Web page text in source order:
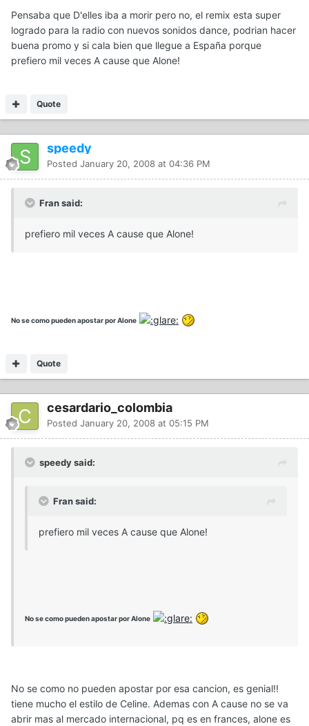
Pensaba que D'elles iba a morir pero no, el remix esta super
logrado para la radio con nuevos sonidos dance, podrian hacer
buena promo y si cala bien que llegue a España porque
prefiero mil veces A cause que Alone!
Quote
speedy
Posted January 20, 2008 at 04:36 PM
Fran said:
prefiero mil veces A cause que Alone!
No se como pueden apostar por Alone
Quote
cesardario_colombia
Posted January 20, 2008 at 05:15 PM
speedy said:
Fran said:
prefiero mil veces A cause que Alone!
No se como pueden apostar por Alone
No se como no pueden apostar por esa cancion, es genial!!
tiene mucho el estilo de Celine. Ademas con A cause no se va
abrir mas al mercado internacional, pq es en frances, alone es